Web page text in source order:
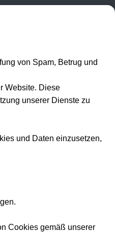
contact@tickwell-travel.de
von Spam, Betrug und
Website. Diese
unserer Dienste zu
und Daten einzusetzen,
Cookies gemäß unserer